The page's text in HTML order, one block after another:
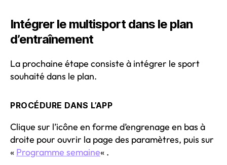
Intégrer le multisport dans le plan
d’entraînement
La prochaine étape consiste à intégrer le sport
souhaité dans le plan.
PROCÉDURE DANS L’APP
Clique sur l’icône en forme d’engrenage en bas à
droite pour ouvrir la page des paramètres, puis sur
« Programme semaine« .